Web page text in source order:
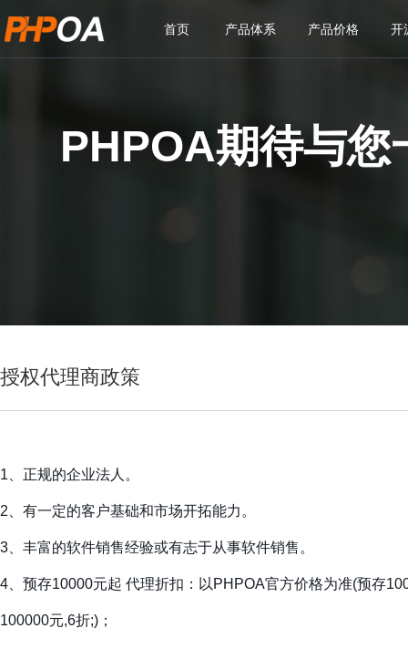
首页 产品体系 产品价格 开
PHPOA期待与您
授权代理商政策
1、正规的企业法人。
2、有一定的客户基础和市场开拓能力。
3、丰富的软件销售经验或有志于从事软件销售。
4、预存10000元起 代理折扣：以PHPOA官方价格为准(预存
100000元,6折;)；